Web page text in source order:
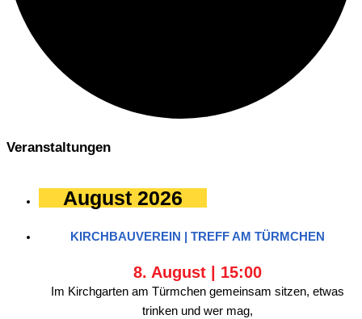
Veranstaltungen
August 2026
KIRCHBAUVEREIN | TREFF AM TÜRMCHEN
8. August | 15:00
Im Kirchgarten am Türmchen gemeinsam sitzen, etwas
trinken und wer mag,